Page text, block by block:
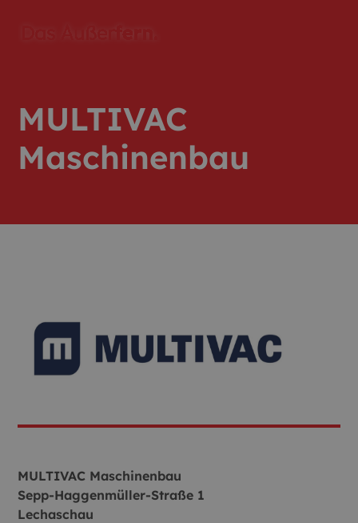
MULTIVAC
Maschinenbau
MULTIVAC Maschinenbau
Sepp‑Haggenmüller‑Straße 1
Lechaschau